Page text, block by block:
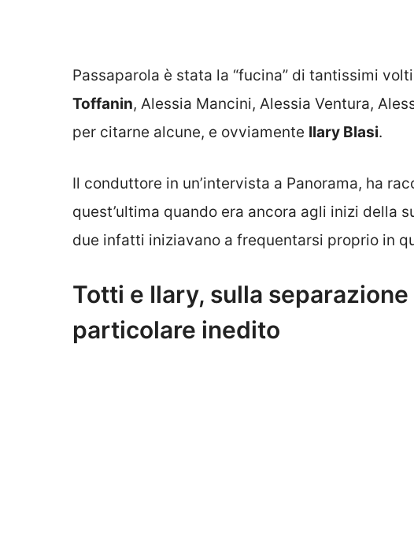
Passaparola è stata la “fucina” di tantissimi
Toffanin, Alessia Mancini, Alessia Ventura,
per citarne alcune, e ovviamente Ilary Blasi.
Il conduttore in un’intervista a Panorama, ha
quest’ultima quando era ancora agli inizi della
due infatti iniziavano a frequentarsi proprio in
Totti e Ilary, sulla
particolare inedito